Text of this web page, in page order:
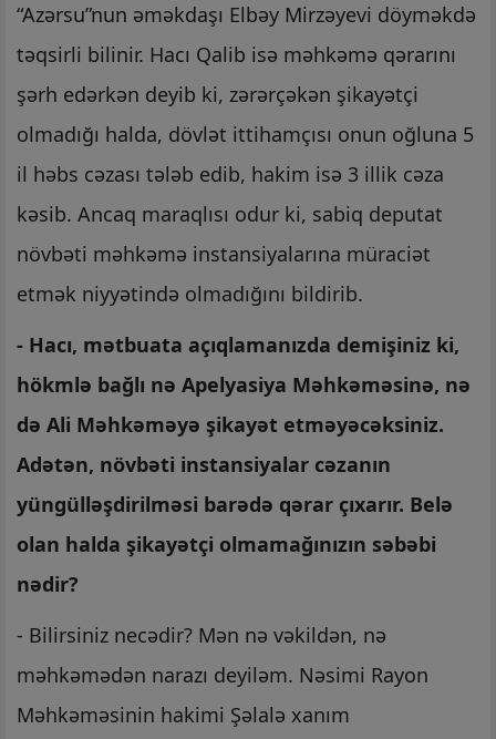
“Azərsu”nun əməkdaşı Elbəy Mirzəyevi döyməkdə
təqsirli bilinir. Hacı Qalib isə məhkəmə qərarını
şərh edərkən deyib ki, zərərçəkən şikayətçi
olmadığı halda, dövlət ittihamçısı onun oğluna 5
il həbs cəzası tələb edib, hakim isə 3 illik cəza
kəsib. Ancaq maraqlısı odur ki, sabiq deputat
növbəti məhkəmə instansiyalarına müraciət
etmək niyyətində olmadığını bildirib.
- Hacı, mətbuata açıqlamanızda demişiniz ki,
hökmlə bağlı nə Apelyasiya Məhkəməsinə, nə
də Ali Məhkəməyə şikayət etməyəcəksiniz.
Adətən, növbəti instansiyalar cəzanın
yüngülləşdirilməsi barədə qərar çıxarır. Belə
olan halda şikayətçi olmamağınızın səbəbi
nədir?
- Bilirsiniz necədir? Mən nə vəkildən, nə
məhkəmədən narazı deyiləm. Nəsimi Rayon
Məhkəməsinin hakimi Şəlalə xanım